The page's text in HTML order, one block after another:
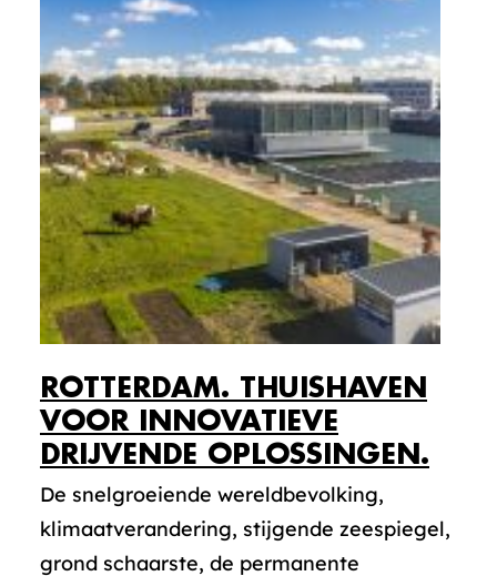
ROTTERDAM. THUISHAVEN
VOOR INNOVATIEVE
DRIJVENDE OPLOSSINGEN.
De snelgroeiende wereldbevolking,
klimaatverandering, stijgende zeespiegel,
grond schaarste, de permanente